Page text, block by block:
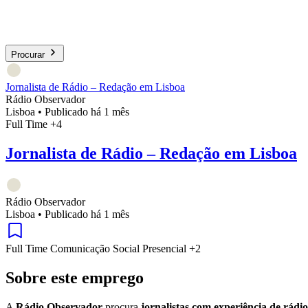
Procurar
Jornalista de Rádio – Redação em Lisboa
Rádio Observador
Lisboa • Publicado há 1 mês
Full Time +4
Jornalista de Rádio – Redação em Lisboa
Rádio Observador
Lisboa • Publicado há 1 mês
Full Time Comunicação Social Presencial +2
Sobre este emprego